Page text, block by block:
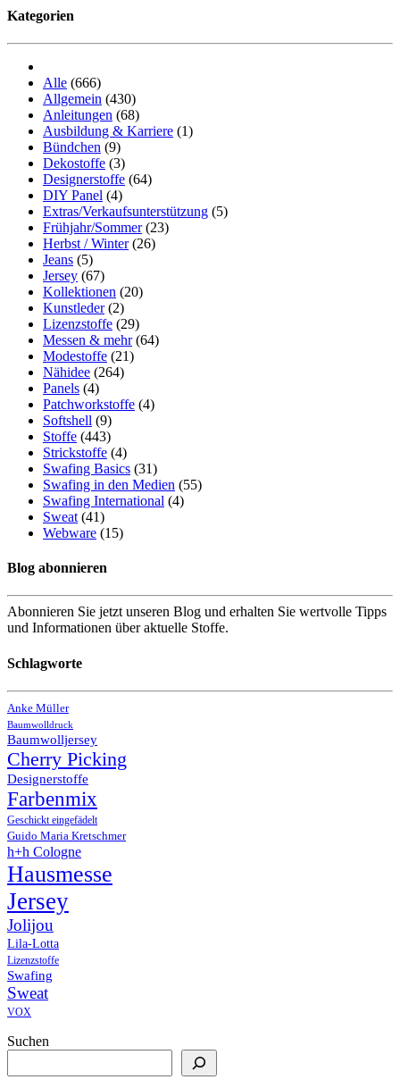
Kategorien
Alle (666)
Allgemein (430)
Anleitungen (68)
Ausbildung & Karriere (1)
Bündchen (9)
Dekostoffe (3)
Designerstoffe (64)
DIY Panel (4)
Extras/Verkaufsunterstützung (5)
Frühjahr/Sommer (23)
Herbst / Winter (26)
Jeans (5)
Jersey (67)
Kollektionen (20)
Kunstleder (2)
Lizenzstoffe (29)
Messen & mehr (64)
Modestoffe (21)
Nähidee (264)
Panels (4)
Patchworkstoffe (4)
Softshell (9)
Stoffe (443)
Strickstoffe (4)
Swafing Basics (31)
Swafing in den Medien (55)
Swafing International (4)
Sweat (41)
Webware (15)
Blog abonnieren
Abonnieren Sie jetzt unseren Blog und erhalten Sie wertvolle Tipps
und Informationen über aktuelle Stoffe.
Schlagworte
Anke Müller
Baumwolldruck
Baumwolljersey
Cherry Picking
Designerstoffe
Farbenmix
Geschickt eingefädelt
Guido Maria Kretschmer
h+h Cologne
Hausmesse
Jersey
Jolijou
Lila-Lotta
Lizenzstoffe
Swafing
Sweat
VOX
Suchen